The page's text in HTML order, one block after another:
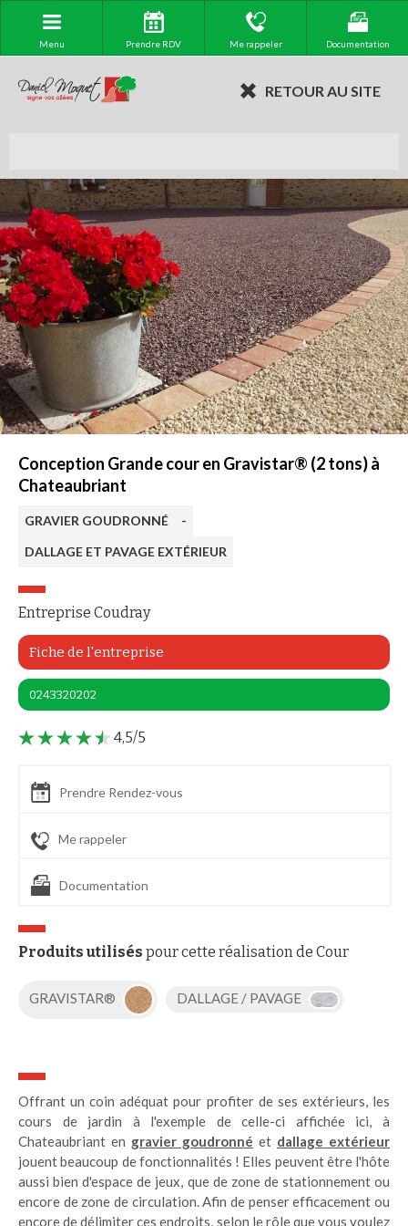
Menu Prendre RDV Me rappeler Documentation
RETOUR AU SITE
Conception Grande cour en Gravistar® (2 tons) à
Chateaubriant
GRAVIER GOUDRONNÉ
-
DALLAGE ET PAVAGE EXTÉRIEUR
Entreprise Coudray
Fiche de l'entreprise
0243320202
4,5/5
Prendre Rendez-vous
Me rappeler
Documentation
Produits utilisés pour cette réalisation de Cour
GRAVISTAR® DALLAGE / PAVAGE
Offrant un coin adéquat pour profiter de ses extérieurs, les
cours de jardin à l'exemple de celle-ci affichée ici, à
Chateaubriant en gravier goudronné et dallage extérieur
jouent beaucoup de fonctionnalités ! Elles peuvent être l'hôte
aussi bien d'espace de jeux, que de zone de stationnement ou
encore de zone de circulation. Afin de penser efficacement ou
encore de délimiter ces endroits, selon le rôle que vous voulez